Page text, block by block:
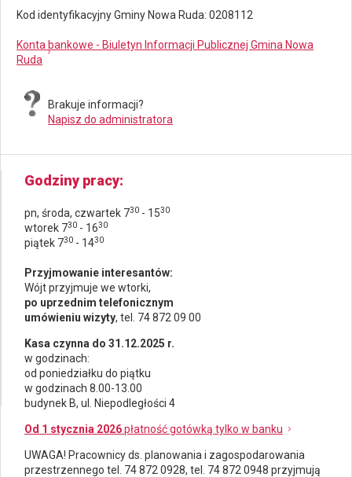
Kod identyfikacyjny Gminy Nowa Ruda: 0208112
Konta bankowe - Biuletyn Informacji Publicznej Gmina Nowa
Ruda
Brakuje informacji?
Napisz do administratora
Godziny pracy
pn, środa, czwartek 730 - 1530
wtorek 730 - 1630
piątek 730 - 1430
Przyjmowanie interesantów:
Wójt przyjmuje we wtorki,
po uprzednim telefonicznym
umówieniu wizyty, tel. 74 872 09 00
Kasa czynna do 31.12.2025 r.
w godzinach:
od poniedziałku do piątku
w godzinach 8.00-13.00
budynek B, ul. Niepodległości 4
Od 1 stycznia 2026płatność gotówką tylko w banku
UWAGA! Pracownicy ds. planowania i zagospodarowania
przestrzennego tel. 74 872 0928, tel. 74 872 0948 przyjmują